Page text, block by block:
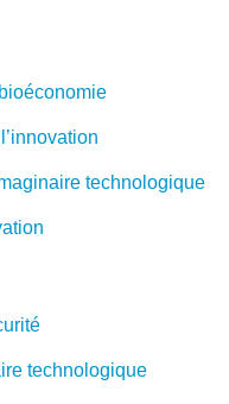
technologique
technologique